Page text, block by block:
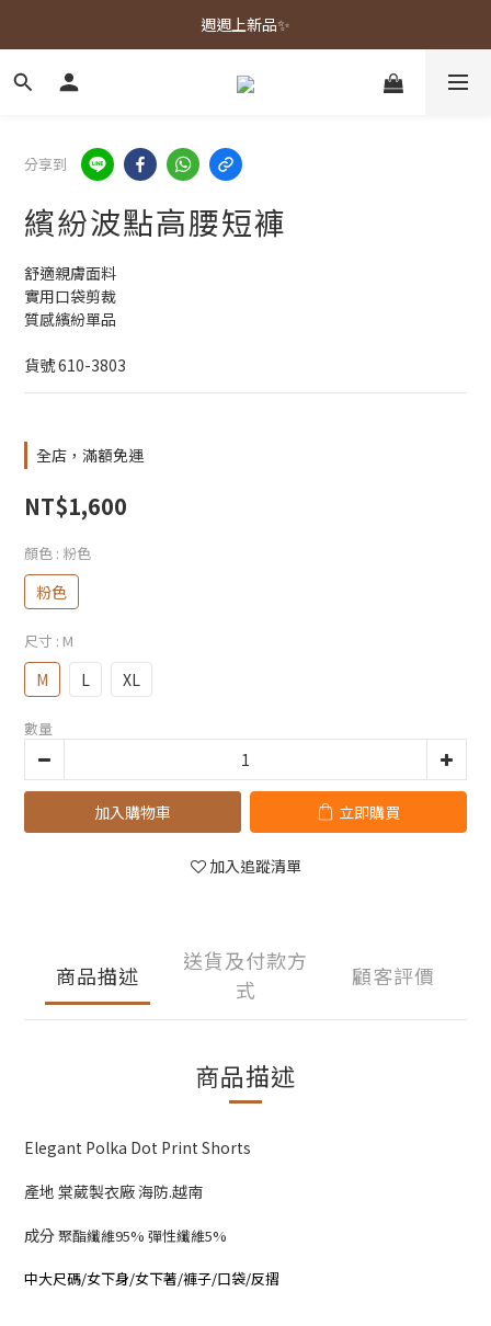
春夏新品上市🌿
週週上新品✨
春夏新品上市🌿
分享到
繽紛波點高腰短褲
舒適親膚面料
實用口袋剪裁
質感繽紛單品
貨號 610-3803
全店，滿額免運
NT$1,600
顏色 : 粉色
粉色
尺寸 : M
M L XL
數量
加入購物車 立即購買
加入追蹤清單
商品描述
送貨及付款方
式
顧客評價
商品描述
Elegant Polka Dot Print Shorts
產地 棠葳製衣廠 海防.越南
成分聚酯纖維95% 彈性纖維5%
中大尺碼/女下身/女下著/褲子/口袋/反摺